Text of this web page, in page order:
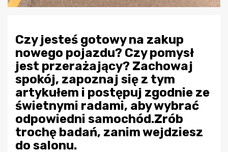
Czy jesteś gotowy na zakup
nowego pojazdu? Czy pomysł
jest przerażający? Zachowaj
spokój, zapoznaj się z tym
artykułem i postępuj zgodnie ze
świetnymi radami, aby wybrać
odpowiedni samochód.Zrób
trochę badań, zanim wejdziesz
do salonu.